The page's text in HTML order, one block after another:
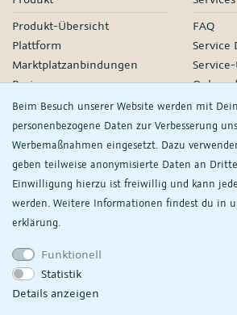
Beim Besuch unserer Website werden mit
personenbezogene Daten zur Verbesserung
Werbemaßnahmen eingesetzt. Dazu
geben teilweise anonymisierte Daten an
Einwilligung hierzu ist freiwillig und kann
werden. Weitere Informationen findest du in
erklärung.
Funktionell
Statistik
Details anzeigen
Produkt-Übersicht
Plattform
Marktplatzanbindungen
Preise
FAQ
Service
Services
Knowledge
plentyDevelopers
Product Information Hub